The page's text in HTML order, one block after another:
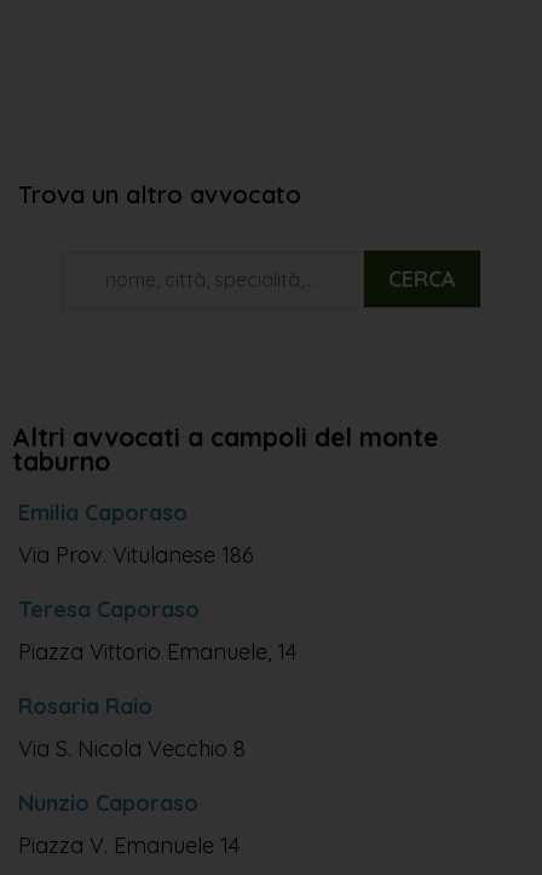
Trova un altro avvocato
CERCA
Altri avvocati a campoli del monte
taburno
Emilia Caporaso
Via Prov. Vitulanese 186
Teresa Caporaso
Piazza Vittorio Emanuele, 14
Rosaria Raio
Via S. Nicola Vecchio 8
Nunzio Caporaso
Piazza V. Emanuele 14